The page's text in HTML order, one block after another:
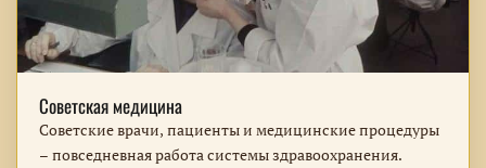
Советская медицина
Советские врачи, пациенты и медицинские процедуры
– повседневная работа системы здравоохранения.